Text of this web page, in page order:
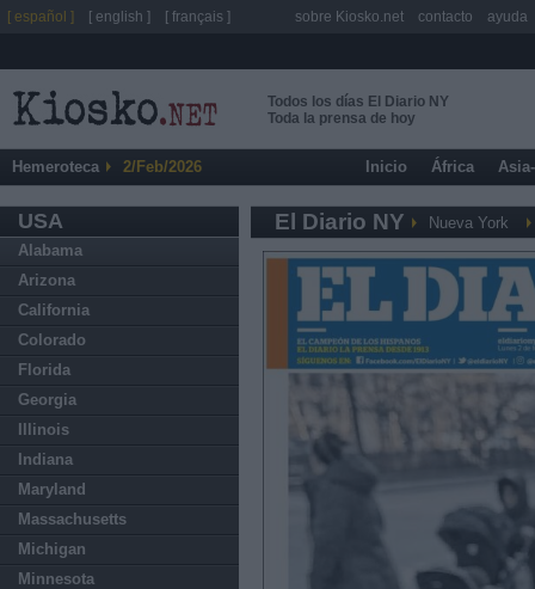
Todos los días El Diario NY
Toda la prensa de hoy
Hemeroteca 2/Feb/2026 Inicio África
USA
Alabama
Arizona
California
Colorado
Florida
Georgia
Illinois
Indiana
Maryland
Massachusetts
Michigan
Minnesota
El Diario NY Nueva York
[ español ] [ english ] [ français ] sobre Kiosko.net contacto ayuda